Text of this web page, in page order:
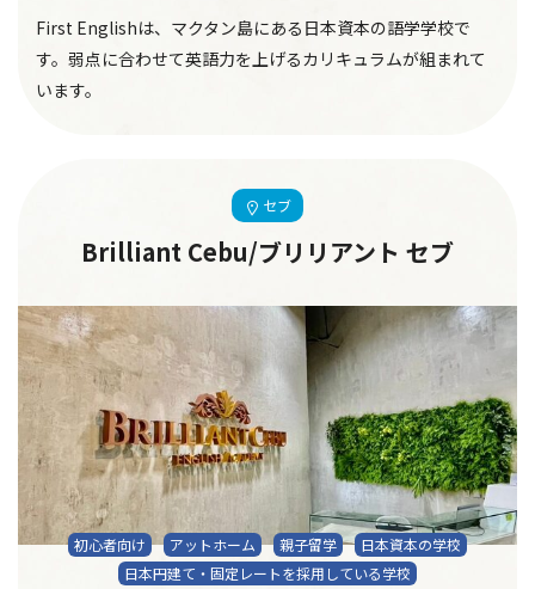
First Englishは、マクタン島にある日本資本の語学学校で
す。弱点に合わせて英語力を上げるカリキュラムが組まれて
います。
セブ
Brilliant Cebu/ブリリアント セブ
初心者向け アットホーム 親子留学
日本資本の学校
日本円建て・固定レートを採用している学校